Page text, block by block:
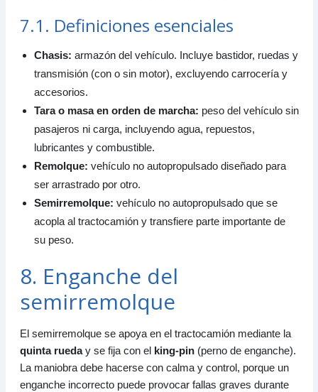
7.1. Definiciones esenciales
Chasis: armazón del vehículo. Incluye bastidor, ruedas y
transmisión (con o sin motor), excluyendo carrocería y
accesorios.
Tara o masa en orden de marcha: peso del vehículo sin
pasajeros ni carga, incluyendo agua, repuestos,
lubricantes y combustible.
Remolque: vehículo no autopropulsado diseñado para
ser arrastrado por otro.
Semirremolque: vehículo no autopropulsado que se
acopla al tractocamión y transfiere parte importante de
su peso.
8. Enganche del
semirremolque
El semirremolque se apoya en el tractocamión mediante la
quinta rueday se fija con el king-pin(perno de enganche).
La maniobra debe hacerse con calma y control, porque un
enganche incorrecto puede provocar fallas graves durante